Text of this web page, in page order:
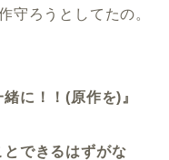
守ろうとしてたの。
に！！(原作を)』
とできるはずがな